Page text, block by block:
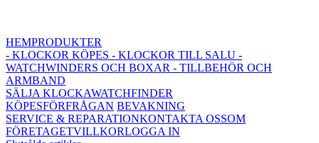
HEMPRODUKTER
- KLOCKOR KÖPES - KLOCKOR TILL SALU -
WATCHWINDERS OCH BOXAR - TILLBEHÖR OCH
ARMBAND
SÄLJA KLOCKAWATCHFINDER
KÖPESFÖRFRÅGAN BEVAKNING
SERVICE & REPARATIONKONTAKTA OSSOM
FÖRETAGETVILLKORLOGGA IN